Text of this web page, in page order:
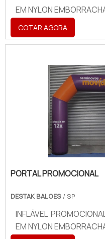
EM NYLON
COTAR AGORA
PORTAL PROMOCIONAL
DESTAK BALOES / SP
INFLÁVEL
EM NYLON